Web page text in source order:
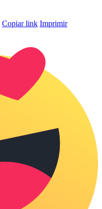
Copiar link Imprimir